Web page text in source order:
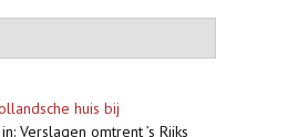
huis bij
in: Verslagen omtrent ’s Rijks